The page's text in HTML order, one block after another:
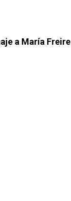
a María Freire